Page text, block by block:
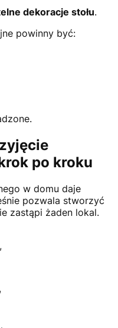
dekoracje stołu.
powinny być:
po kroku
w domu daje
pozwala stworzyć
zastąpi żaden lokal.